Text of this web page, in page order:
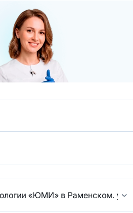
«ЮМИ» в Раменском. ул.